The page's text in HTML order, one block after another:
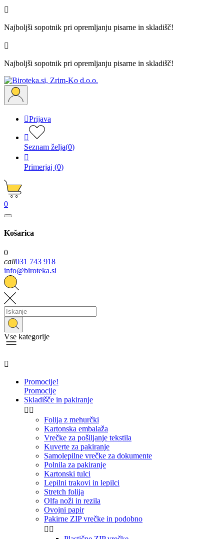

Najboljši sopotnik pri opremljanju pisarne in skladišč!

Najboljši sopotnik pri opremljanju pisarne in skladišč!
Prijava

Seznam želja(0)

Primerjaj (0)
0
Košarica
0
call031 743 918
info@biroteka.si
Vse kategorije

Promocije!
Promocije
Skladišče in pakiranje
 
Folija z mehurčki
Kartonska embalaža
Vrečke za pošiljanje tekstila
Kuverte za pakiranje
Samolepilne vrečke za dokumente
Polnila za pakiranje
Kartonski tulci
Lepilni trakovi in lepilci
Stretch folija
Olfa noži in rezila
Ovojni papir
Pakirne ZIP vrečke in podobno
 